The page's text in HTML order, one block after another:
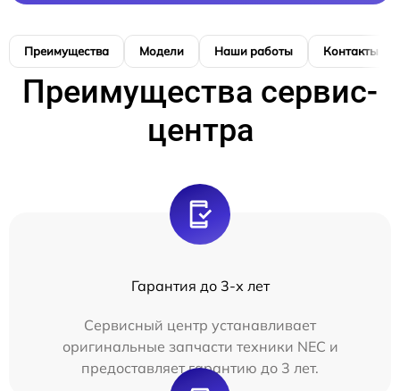
Преимущества Модели Наши работы Контакты
Преимущества сервис-
центра
Гарантия до 3-х лет
Сервисный центр устанавливает
оригинальные запчасти техники NEC и
предоставляет гарантию до 3 лет.